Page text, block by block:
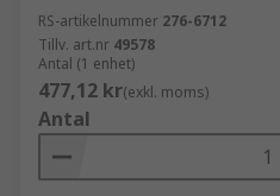
RS-artikelnummer 276-6712
Tillv. art.nr 49578
Antal (1 enhet)
477,12 kr(exkl. moms)
Antal